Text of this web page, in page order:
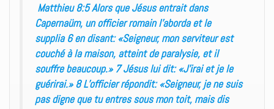
Matthieu 8:5 Alors que Jésus entrait dans
Capernaüm, un officier romain l’aborda et le
supplia 6 en disant: «Seigneur, mon serviteur est
couché à la maison, atteint de paralysie, et il
souffre beaucoup.» 7 Jésus lui dit: «J’irai et je le
guérirai.» 8 L’officier répondit: «Seigneur, je ne suis
pas digne que tu entres sous mon toit, mais dis